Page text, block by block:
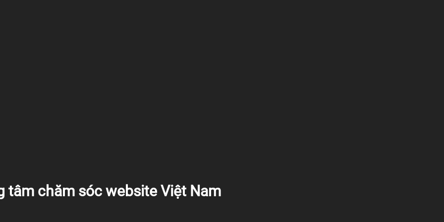
tâm chăm sóc website Việt Nam